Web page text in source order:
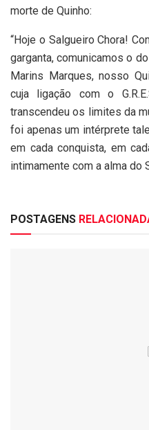
morte de Quinho:
“Hoje o Salgueiro Chora!
garganta, comunicamos o
Marins Marques, nosso
cuja ligação com o
transcendeu os limites da
foi apenas um intérprete
em cada conquista, em
intimamente com a alma do
POSTAGENS